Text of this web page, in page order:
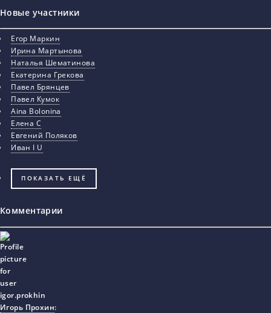
Новые участники
Егор Маркин
Ирина Мартынова
Наталья Шематинова
Екатерина Грекова
Павел Брянцев
Павел Кумок
Aina Bolonina
Елена С
Евгений Поляков
Иван I U
ПОКАЗАТЬ ЕЩЁ
Комментарии
Игорь Прохин: